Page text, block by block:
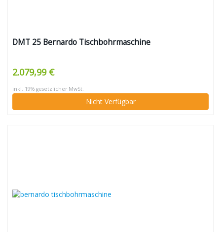
DMT 25 Bernardo Tischbohrmaschine
2.079,99 €
inkl. 19% gesetzlicher MwSt.
Nicht Verfügbar